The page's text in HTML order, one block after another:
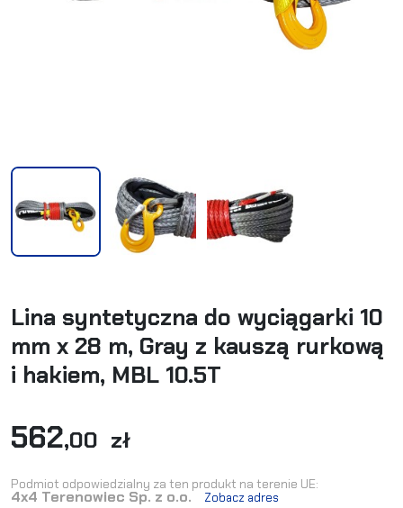
Lina syntetyczna do wyciągarki 10
mm x 28 m, Gray z kauszą rurkową
i hakiem, MBL 10.5T
562,00 zł
Podmiot odpowiedzialny za ten produkt na terenie UE:
4x4 Terenowiec Sp. z o.o. Zobacz adres